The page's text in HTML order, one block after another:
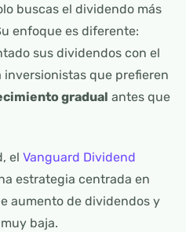
buscas el dividendo más
enfoque es diferente:
sus dividendos con el
inversionistas que prefieren
gradual antes que
el Vanguard Dividend
estrategia centrada en
aumento de dividendos y
baja.